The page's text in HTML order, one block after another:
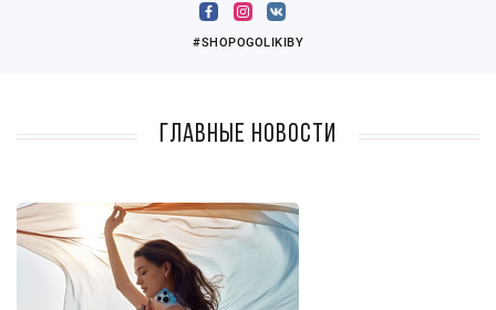
#SHOPOGOLIKIBY
Главные новости